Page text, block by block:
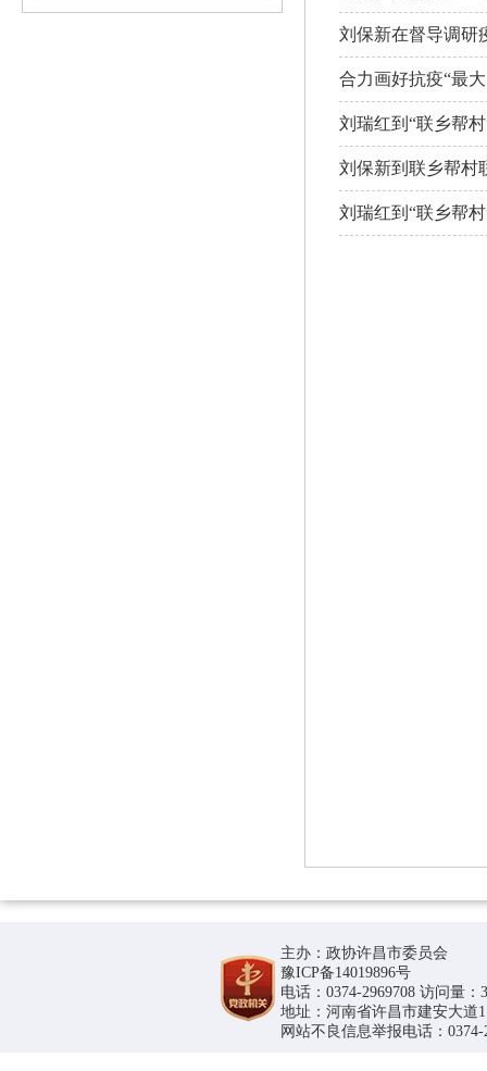
刘保新在督导调研
合力画好抗疫“最
刘瑞红到“联乡帮
刘瑞红到“联乡帮
主办：政协许昌市委员会
豫ICP备14019896号
电话：0374-2969708 访问量：
地址：河南省许昌市建安大道
网站不良信息举报电话：